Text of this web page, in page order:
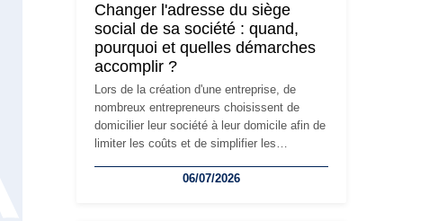
Changer l'adresse du siège
social de sa société : quand,
pourquoi et quelles démarches
accomplir ?
Lors de la création d'une entreprise, de
nombreux entrepreneurs choisissent de
domicilier leur société à leur domicile afin de
limiter les coûts et de simplifier les
l'activité, cette solution peut rapidement
06/07/2026